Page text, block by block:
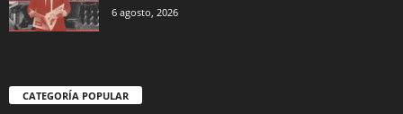
6 agosto, 2026
CATEGORÍA POPULAR